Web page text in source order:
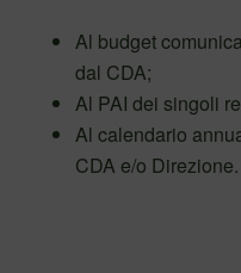
Al budget
dal CDA;
Al PAI dei singoli
Al calendario
CDA e/o Direzione.